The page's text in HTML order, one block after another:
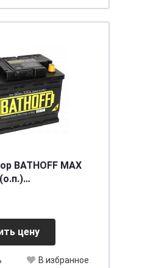
BATHOFF MAX
цену
В избранное